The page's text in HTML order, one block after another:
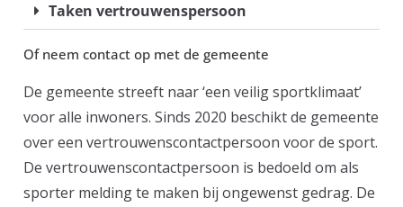
Taken vertrouwenspersoon
Of neem contact op met de gemeente
De gemeente streeft naar ‘een veilig sportklimaat’
voor alle inwoners. Sinds 2020 beschikt de gemeente
over een vertrouwenscontactpersoon voor de sport.
De vertrouwenscontactpersoon is bedoeld om als
sporter melding te maken bij ongewenst gedrag. De